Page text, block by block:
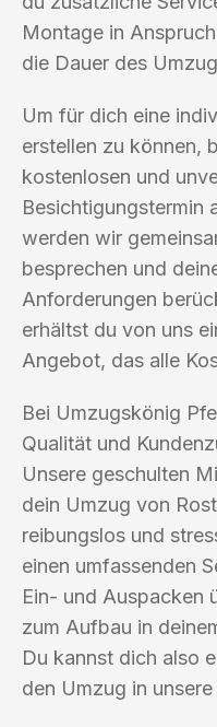
Montage in
die Dauer des
Um für dich eine
erstellen zu können,
kostenlosen und
Besichtigungstermin
werden wir
besprechen und
Anforderungen
erhältst du von uns
Angebot, das alle
Bei Umzugskönig
Qualität und
Unsere geschulten
dein Umzug von
reibungslos und
einen umfassenden
Ein- und Auspacken
zum Aufbau in
Du kannst dich also
den Umzug in